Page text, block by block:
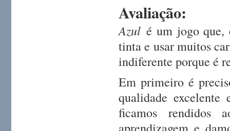
Avaliação:
Azul é um jogo que,
tinta e usar muitos
indiferente porque é
Em primeiro é
qualidade
ficamos rendidos